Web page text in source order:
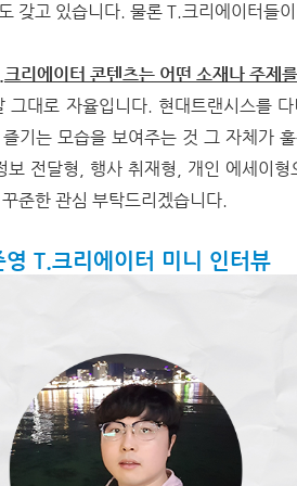
갖고 있습니다. 물론 T.크리에이터들
리에이터 콘텐츠는 어떤 소재나 주제
그대로 자율입니다. 현대트랜시스를
기는 모습을 보여주는 것 그 자체가
보 전달형, 행사 취재형, 개인 에세이
준한 관심 부탁드리겠습니다.
영 T.크리에이터 미니 인터뷰